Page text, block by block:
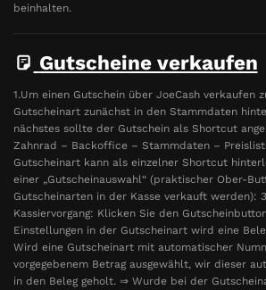
beinhalten.
Gutscheine verkaufen
1.Um einen Gutschein über JoeCash verkaufen
Gutscheinart zunächst in den Stammdaten
nächstes sollte der Gutschein als Shortcut
Zahnrad – Backoffice – Stammdaten –
Gutscheinart kann als einzelner Shortcut
einer „Gutscheinauswahl“ (praktischer Ober-
Gutscheinarten in der Kasse verkauft werden):
Kassiervorgang: Klicken Sie den
Einstellungen in der Gutscheinart wird eine
Wird eine Gutscheinart mit automatischer
vorgegebenem Betrag ausgewählt, wir dieser
in den Beleg geholt. ⇒ Wurde bei der